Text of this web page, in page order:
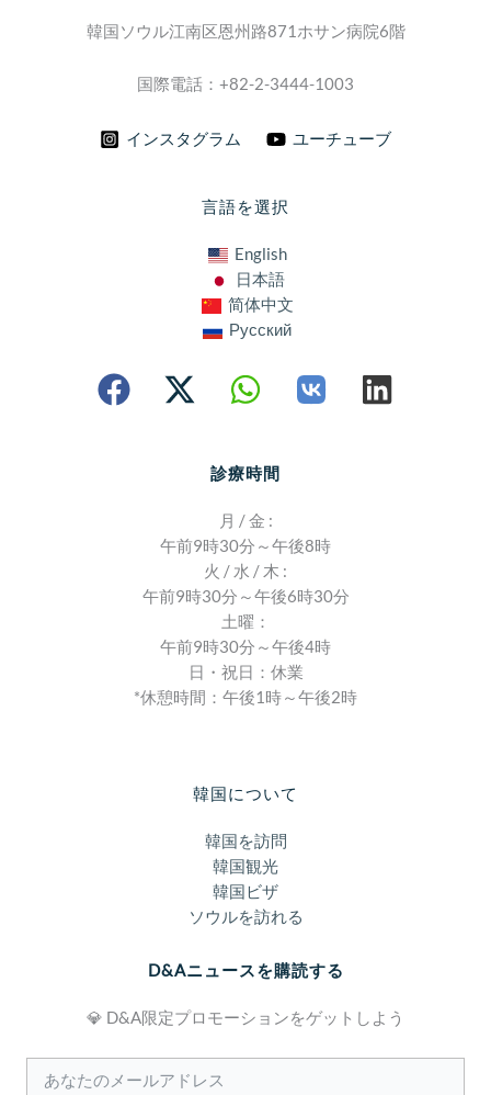
韓国ソウル江南区恩州路871ホサン病院6階
国際電話：+82-2-3444-1003
インスタグラム ユーチューブ
言語を選択
English
日本語
简体中文
Русский
診療時間
月 / 金 :
午前9時30分～午後8時
火 / 水 / 木 :
午前9時30分～午後6時30分
土曜：
午前9時30分～午後4時
日・祝日：休業
*休憩時間：午後1時～午後2時
韓国について
韓国を訪問
韓国観光
韓国ビザ
ソウルを訪れる
D&Aニュースを購読する
💎 D&A限定プロモーションをゲットしよう